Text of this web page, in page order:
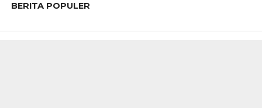
BERITA POPULER